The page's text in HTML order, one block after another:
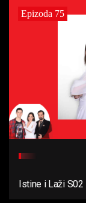
Epizoda 75
Istine i Laži S02